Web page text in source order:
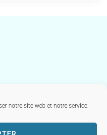
notre site web et notre service.
GÉNÉRALES DE VENTE